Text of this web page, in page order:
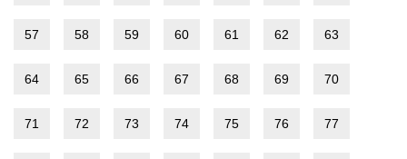
57 58 59 60 61 62 63
64 65 66 67 68 69 70
71 72 73 74 75 76 77